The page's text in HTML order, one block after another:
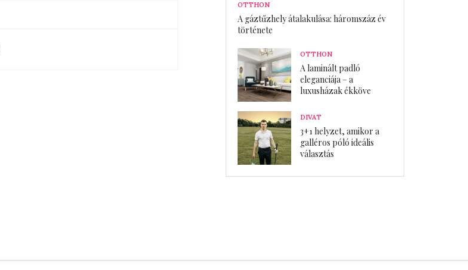
OTTHON
A gáztűzhely átalakulása: háromszáz év
története
OTTHON
A laminált padló
eleganciája – a
luxusházak ékköve
DIVAT
3+1 helyzet, amikor a
galléros póló ideális
választás